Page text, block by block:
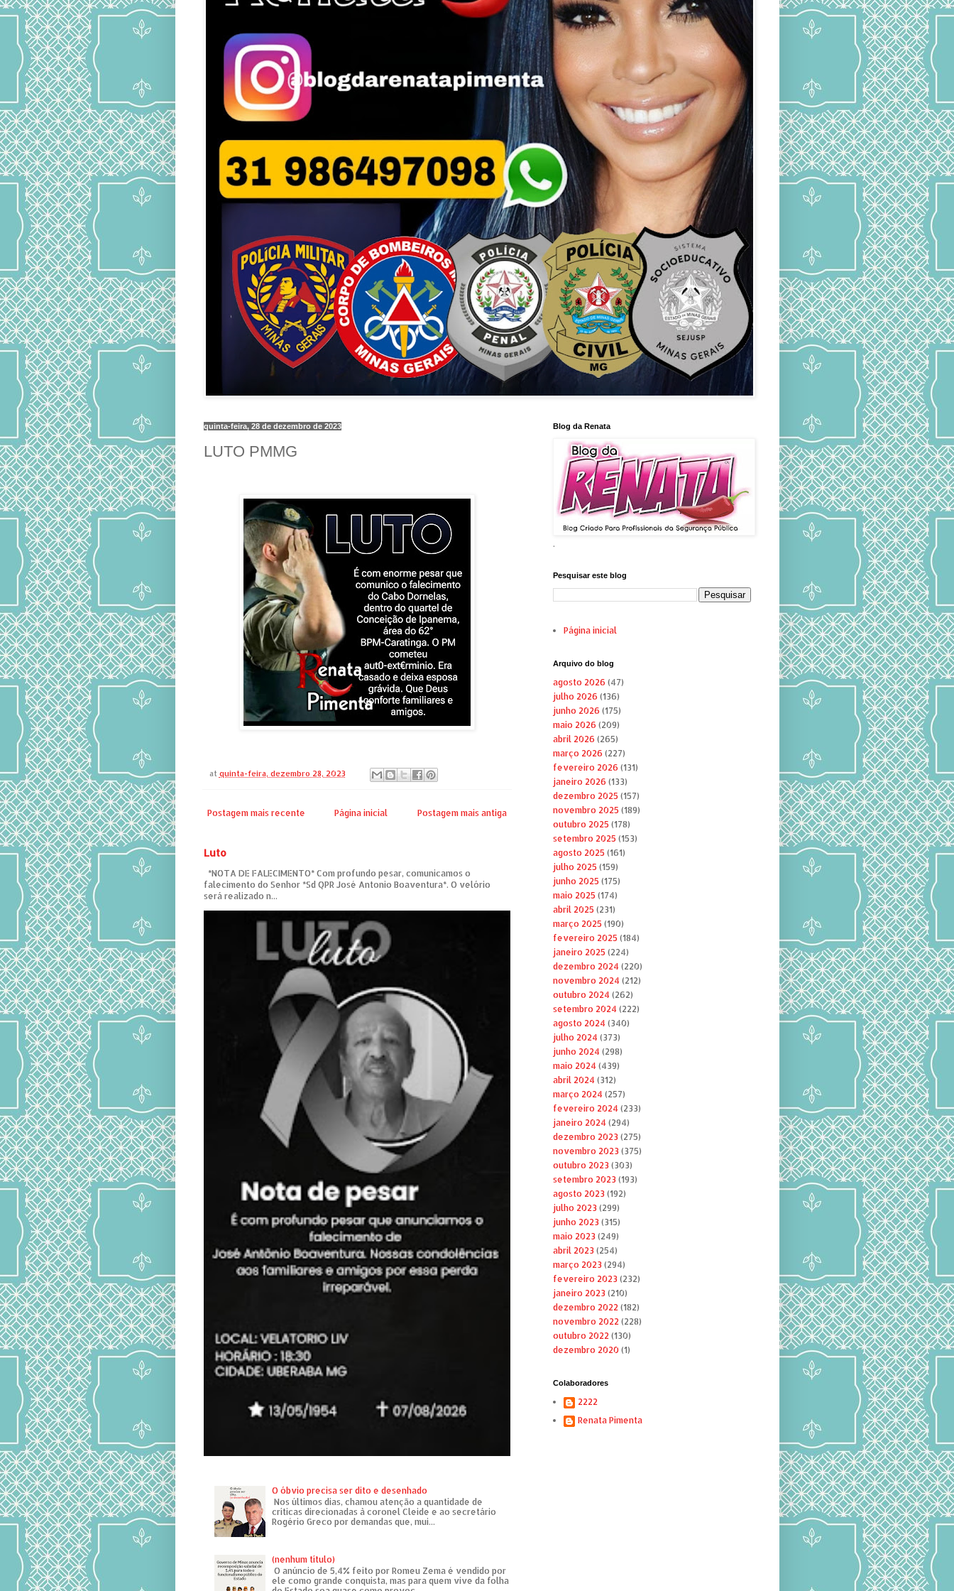
quinta-feira, 28 de dezembro de 2023
LUTO PMMG
at quinta-feira, dezembro 28, 2023
Postagem mais recente Postagem mais antiga
Página inicial
Luto
*NOTA DE FALECIMENTO* Com profundo pesar, comunicamos o
falecimento do Senhor *Sd QPR José Antonio Boaventura*. O velório
será realizado n...
O óbvio precisa ser dito e desenhado
Nos últimos dias, chamou atenção a quantidade de
críticas direcionadas à coronel Cleide e ao secretário
Rogério Greco por demandas que, mui...
(nenhum título)
O anúncio de 5,4% feito por Romeu Zema é vendido por
ele como grande conquista, mas para quem vive da folha
Blog da Renata
.
Pesquisar este blog
Página inicial
Arquivo do blog
agosto 2026 (47)
julho 2026 (136)
junho 2026 (175)
maio 2026 (209)
abril 2026 (265)
março 2026 (227)
fevereiro 2026 (131)
janeiro 2026 (133)
dezembro 2025 (157)
novembro 2025 (189)
outubro 2025 (178)
setembro 2025 (153)
agosto 2025 (161)
julho 2025 (159)
junho 2025 (175)
maio 2025 (174)
abril 2025 (231)
março 2025 (190)
fevereiro 2025 (184)
janeiro 2025 (224)
dezembro 2024 (220)
novembro 2024 (212)
outubro 2024 (262)
setembro 2024 (222)
agosto 2024 (340)
julho 2024 (373)
junho 2024 (298)
maio 2024 (439)
abril 2024 (312)
março 2024 (257)
fevereiro 2024 (233)
janeiro 2024 (294)
dezembro 2023(275)
novembro 2023(375)
outubro 2023(303)
setembro 2023(193)
agosto 2023(192)
julho 2023(299)
junho 2023(315)
maio 2023(249)
abril 2023(254)
março 2023(294)
fevereiro 2023(232)
janeiro 2023(210)
dezembro 2022(182)
novembro 2022(228)
outubro 2022(130)
dezembro 2020(1)
Colaboradores
2222
Renata Pimenta